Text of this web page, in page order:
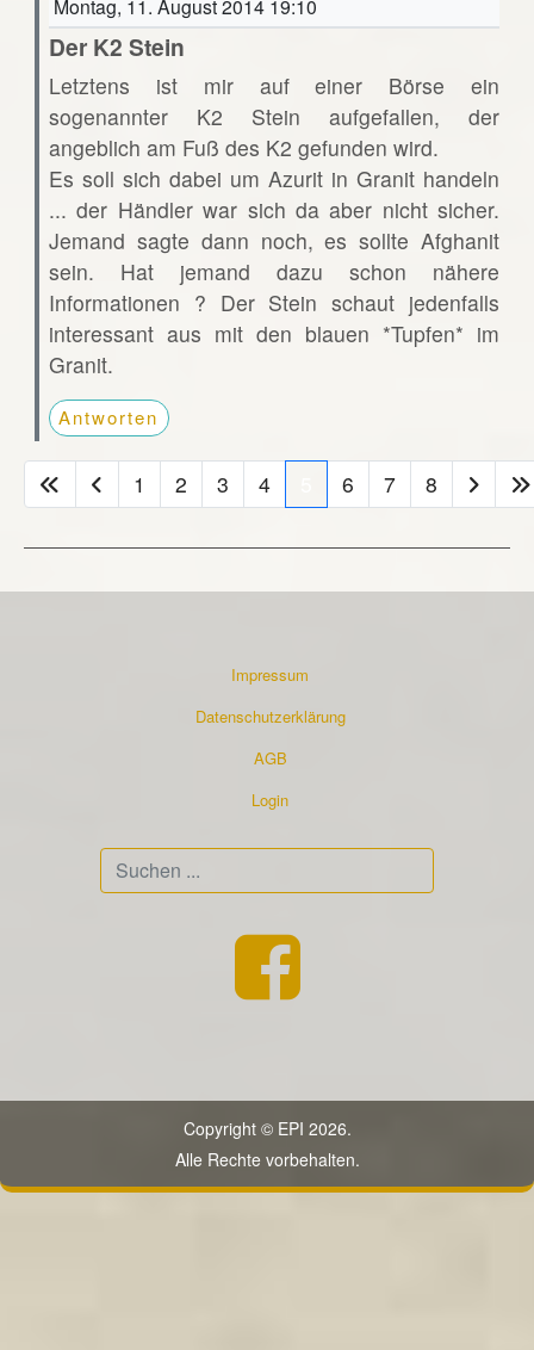
Montag, 11. August 2014 19:10
Der K2 Stein
Letztens ist mir auf einer Börse ein
sogenannter K2 Stein aufgefallen, der
angeblich am Fuß des K2 gefunden wird.
Es soll sich dabei um Azurit in Granit handeln
... der Händler war sich da aber nicht sicher.
Jemand sagte dann noch, es sollte Afghanit
sein. Hat jemand dazu schon nähere
Informationen ? Der Stein schaut jedenfalls
interessant aus mit den blauen *Tupfen* im
Granit.
Antworten
1 2 3 4 6 7 8
Impressum
Datenschutzerklärung
AGB
Login
Copyright © EPI 2026.
Alle Rechte vorbehalten.